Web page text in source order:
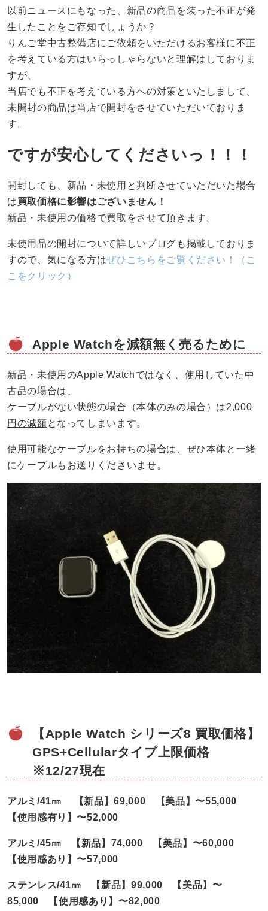
以前ニュースにもなった、新品の商品を装った不正が発
生したことをご存知でしょうか？
りんご堂中古整備店にご依頼をいただけるお客様に不正
を考えている方はいらっしゃらないと理解はしておりま
すが、
当店でも不正を考えている方への対策といたしまして、
未開封の商品は当店で開封をさせていただいておりま
す。
ですが安心してくださいっ！！！
開封しても、新品・未使用と判断させていただいた場合
は買取価格に影響はございません！
新品・未使用の価格で買取をさせて頂きます。
未使用品の開封について詳しいブログも掲載しておりま
すので、気になる方はぜひこちらをご覧ください！（こ
こをクリック）
Apple Watchを減額無く売るために
新品・未使用のApple Watchではなく、使用していた中
古品の場合は、
ケーブルがない状態の場合（本体のみの場合）は2,000
円の減額となってしまいます。
使用可能なケーブルをお持ちの場合は、ぜひ本体と一緒
にケーブルもお送りくださいませ。
【Apple Watch シリーズ8 買取価格】
GPS+Cellularタイプ上限価格
※12/27現在
アルミ/41㎜ 【新品】69,000 【美品】〜55,000
【使用感有り】〜52,000
アルミ/45㎜ 【新品】74,000 【美品】〜60,000
【使用感あり】〜57,000
ステンレス/41㎜ 【新品】99,000 【美品】〜
85,000 【使用感あり】〜82,000